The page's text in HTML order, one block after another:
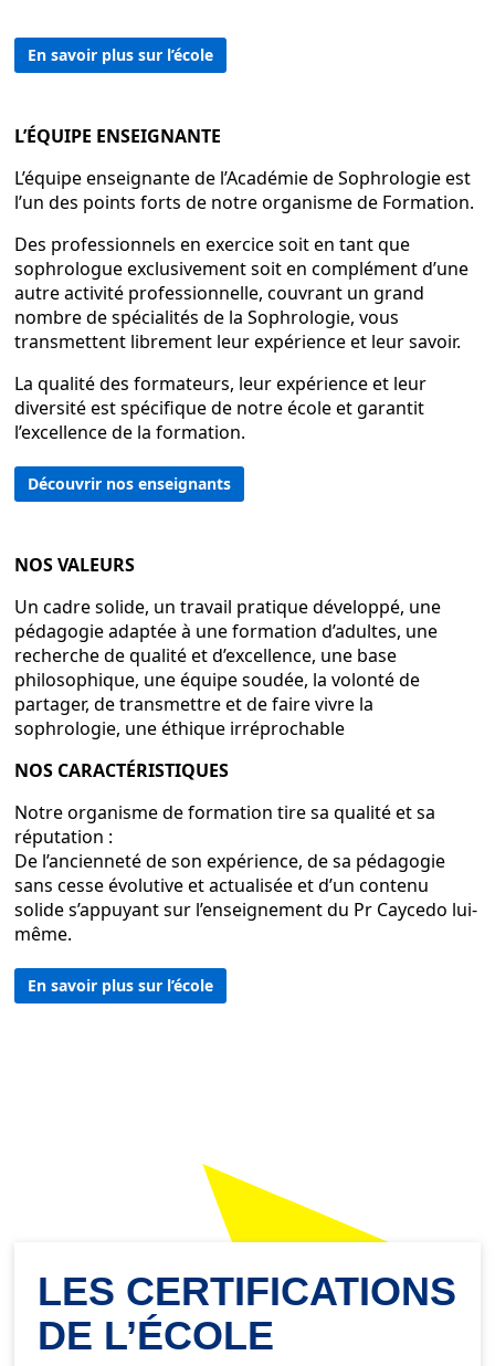
En savoir plus sur l’école
L’ÉQUIPE ENSEIGNANTE
L’équipe enseignante de l’Académie de Sophrologie est
l’un des points forts de notre organisme de Formation.
Des professionnels en exercice soit en tant que
sophrologue exclusivement soit en complément d’une
autre activité professionnelle, couvrant un grand
nombre de spécialités de la Sophrologie, vous
transmettent librement leur expérience et leur savoir.
La qualité des formateurs, leur expérience et leur
diversité est spécifique de notre école et garantit
l’excellence de la formation.
Découvrir nos enseignants
NOS VALEURS
Un cadre solide, un travail pratique développé, une
pédagogie adaptée à une formation d’adultes, une
recherche de qualité et d’excellence, une base
philosophique, une équipe soudée, la volonté de
partager, de transmettre et de faire vivre la
sophrologie, une éthique irréprochable
NOS CARACTÉRISTIQUES
Notre organisme de formation tire sa qualité et sa
réputation :
De l’ancienneté de son expérience, de sa pédagogie
sans cesse évolutive et actualisée et d’un contenu
solide s’appuyant sur l’enseignement du Pr Caycedo lui-
même.
En savoir plus sur l’école
LES CERTIFICATIONS
DE L’ÉCOLE